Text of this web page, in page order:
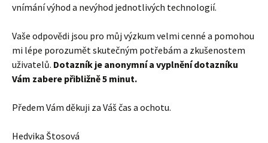
vnímání výhod a nevýhod jednotlivých technologií.
Vaše odpovědi jsou pro můj výzkum velmi cenné a pomohou
mi lépe porozumět skutečným potřebám a zkušenostem
uživatelů. Dotazník je anonymní a vyplnění dotazníku
Vám zabere přibližně 5 minut.
Předem Vám děkuji za Váš čas a ochotu.
Hedvika Štosová